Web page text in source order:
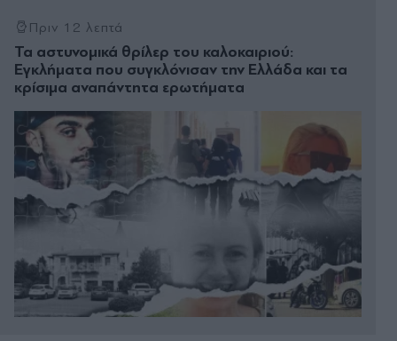
Πριν 12 λεπτά
Τα αστυνομικά θρίλερ του καλοκαιριού:
Εγκλήματα που συγκλόνισαν την Ελλάδα και τα
κρίσιμα αναπάντητα ερωτήματα